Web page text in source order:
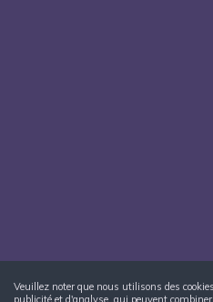
Veuillez noter que nous utilisons des
publicité et d'analyse, qui peuvent